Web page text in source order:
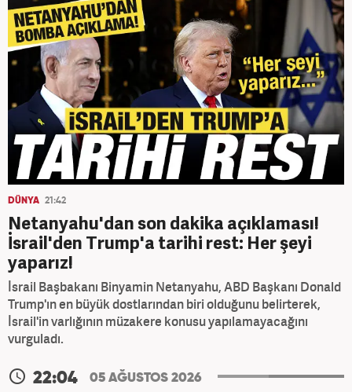
DÜNYA 21:42
Netanyahu'dan son dakika açıklaması!
İsrail'den Trump'a tarihi rest: Her şeyi
yaparız!
İsrail Başbakanı Binyamin Netanyahu, ABD Başkanı Donald
Trump'ın en büyük dostlarından biri olduğunu belirterek,
İsrail'in varlığının müzakere konusu yapılamayacağını
vurguladı.
22:04 05 AĞUSTOS 2026